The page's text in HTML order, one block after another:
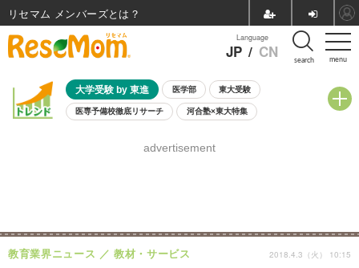
menu
Language
JP / CN search
大学受験 by 東進 医学部 東大受験
医専予備校徹底リサーチ 河合塾×東大特集
8月開催学校説明会・相談会
advertisement
教育業界ニュース 教材・サービス 2018.4.3（火） 10:15
リセマム メンバーズ